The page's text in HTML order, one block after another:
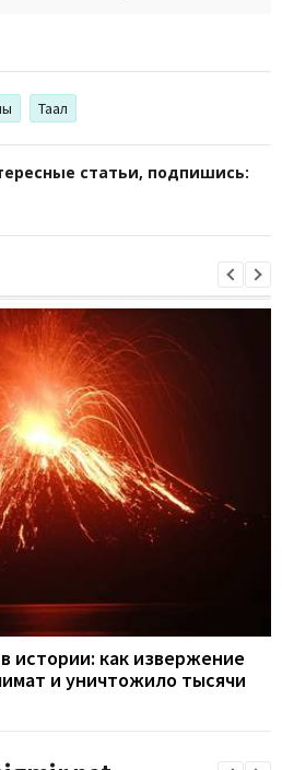
Таал
статьи, подпишись:
истории: как извержение
и уничтожило тысячи